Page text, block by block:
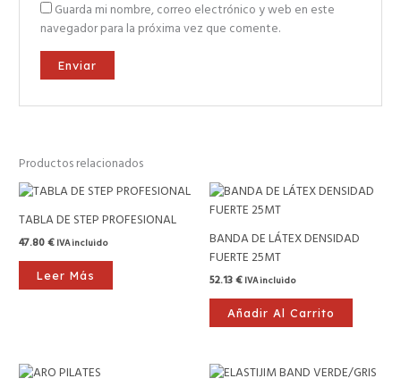
Guarda mi nombre, correo electrónico y web en este
navegador para la próxima vez que comente.
Productos relacionados
TABLA DE STEP PROFESIONAL
47.80€ IVA incluido
Leer Más
BANDA DE LÁTEX DENSIDAD
FUERTE 25MT
52.13€ IVA incluido
Añadir Al Carrito
Este